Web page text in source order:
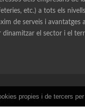
etc.) a tots els
de serveis i
dinamitzar el sector i el
© 2026
propies i de tercers